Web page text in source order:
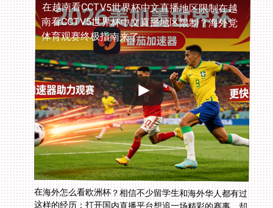
在越南看CCTV5世界杯中文直播地区限制在越
南看CCTV5世界杯中文直播地区限制？海外党
体育观赛终极指南来了
在海外怎么看欧洲杯？相信不少留学生和海外华人都有过
这样的经历：打开国内直播平台想追一场精彩的赛事，却
被“当前地区不可播放”的提示浇了冷水。就像在越南看
CCTV5世界杯中文直播时遇到的地区限制，或是在日本
刷抖音世界杯中文直播时弹出的“当前地区不可播放”，甚
至在美国想观看CCTV5世界杯中文解说却被告知海外无
法观看——这些问题的根源，都是版权方基于地域的限
制。而解决这些问题的关键，就是选择一款靠谱的回国加
速器。今天这篇指南，就带你一步步解决海外观赛的地区
限制问题，让你在异国他乡也能享受和国内一样的中文解